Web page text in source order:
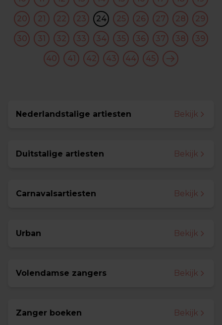
20 21 22 23 24 25 26 27 28 29
30 31 32 33 34 35 36 37 38 39
40 41 42 43 44 45
Nederlandstalige artiesten Bekijk
Duitstalige artiesten Bekijk
Carnavalsartiesten Bekijk
Urban Bekijk
Volendamse zangers Bekijk
Zanger boeken Bekijk